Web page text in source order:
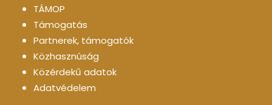
TÁMOP
Támogatás
Partnerek, támogatók
Közhasznúság
Közérdekű adatok
Adatvédelem